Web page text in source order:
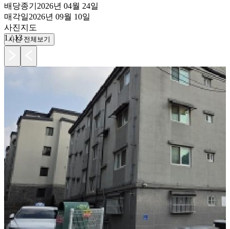
배당종기 2026년 04월 24일
매각일2026년 09월 10일
사진지도
1 /13
사진 전체보기